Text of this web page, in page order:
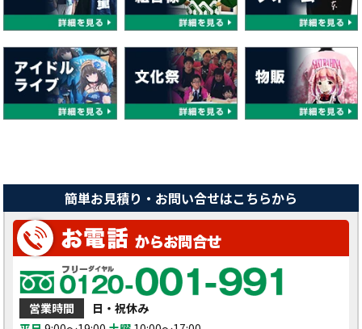
簡単お見積り・お問い合せはこちらから
営業時間
日・祝休み